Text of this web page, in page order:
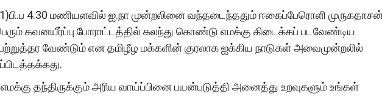
4.30 மணியளவில் ஐ.நா முன்றலினை வந்தடைந்ததும் ஈகைப்பேரொளி
கவனயீர்ப்பு போராட்டத்தில் கலந்து கொண்டு எமக்கு கிடைக்கப் படவேண்டிய
வேண்டும் என தமிழீழ மக்களின் குரலாக ஐக்கிய நாடுகள் அவைமுன்றலில்
தந்திருக்கும் அரிய வாய்ப்பினை பயன்படுத்தி அனைத்து உறவுகளும் உங்கள்